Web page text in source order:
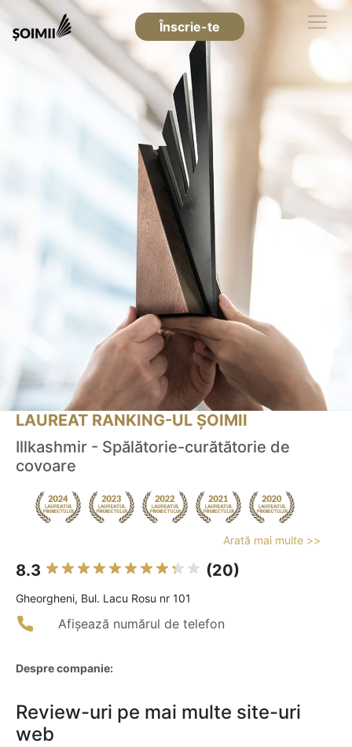
Înscrie-te
LAUREAT RANKING-UL ȘOIMII
Illkashmir - Spălătorie-curătătorie de
covoare
Arată mai multe >>
8.3 (20)
Gheorgheni, Bul. Lacu Rosu nr 101
Afișează numărul de telefon
Despre companie:
Review-uri pe mai multe site-uri
web